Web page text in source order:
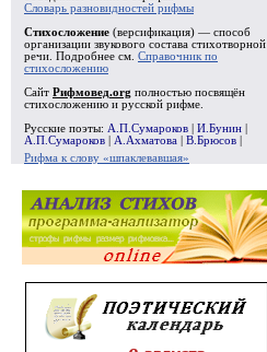
Словарь разновидностей рифмы
Стихосложение (версификация) — способ
организации звукового состава стихотворной
речи. Подробнее см. Справочник по
стихосложению
Сайт Рифмовед.org полностью посвящён
стихосложению и русской рифме.
Русские поэты: А.П.Сумароков И.Бунин
А.П.Сумароков
А.Ахматова В.Брюсов
Рифма к слову «шпаклевавшая»